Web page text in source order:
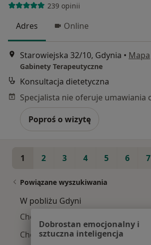
239 opinii
Adres Online
Starowiejska 32/10, Gdynia • Mapa
Gabinety Terapeutyczne
Konsultacja dietetyczna
Poproś o wizytę
1 2 3 4 5 6 7
Powiązane wyszukiwania
W pobliżu Gdyni
Choroby tarczycy w Gdańsku
Choroby tarczycy w Sopocie
Dobrostan emocjonalny i
sztuczna inteligencja